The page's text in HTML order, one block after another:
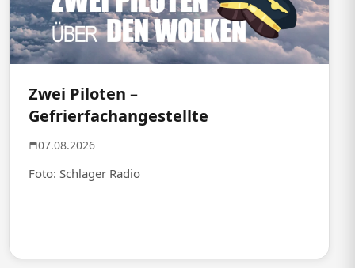
Zwei Piloten –
Gefrierfachangestellte
07.08.2026
Foto: Schlager Radio